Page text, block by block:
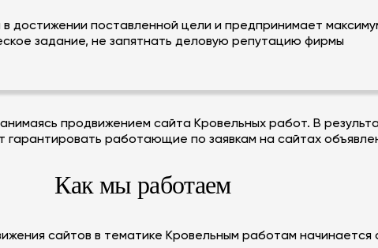
достижении поставленной цели и предпринимает
задание, не запятнать деловую репутацию фирмы
продвижением сайта Кровельных работ. В
гарантировать работающие по заявкам на сайтах
Как мы работаем
сайтов в тематике Кровельным работам